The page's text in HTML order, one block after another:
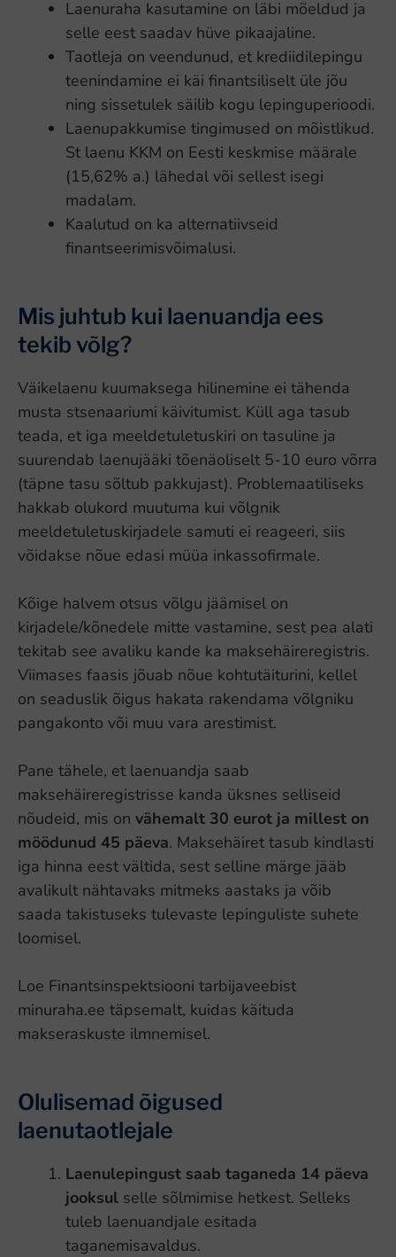
Laenuraha kasutamine on läbi mõeldud ja
selle eest saadav hüve pikaajaline.
Taotleja on veendunud, et krediidilepingu
teenindamine ei käi finantsiliselt üle jõu
ning sissetulek säilib kogu lepinguperioodi.
Laenupakkumise tingimused on mõistlikud.
St laenu KKM on Eesti keskmise määrale
(15,62% a.) lähedal või sellest isegi
madalam.
Kaalutud on ka alternatiivseid
finantseerimisvõimalusi.
Mis juhtub kui laenuandja ees
tekib võlg?
Väikelaenu kuumaksega hilinemine ei tähenda
musta stsenaariumi käivitumist. Küll aga tasub
teada, et iga meeldetuletuskiri on tasuline ja
suurendab laenujääki tõenäoliselt 5-10 euro võrra
(täpne tasu sõltub pakkujast). Problemaatiliseks
hakkab olukord muutuma kui võlgnik
meeldetuletuskirjadele samuti ei reageeri, siis
võidakse nõue edasi müüa inkassofirmale.
Kõige halvem otsus võlgu jäämisel on
kirjadele/kõnedele mitte vastamine, sest pea alati
tekitab see avaliku kande ka maksehäireregistris.
Viimases faasis jõuab nõue kohtutäiturini, kellel
on seaduslik õigus hakata rakendama võlgniku
pangakonto või muu vara arestimist.
Pane tähele, et laenuandja saab
maksehäireregistrisse kanda üksnes selliseid
nõudeid, mis on vähemalt 30 eurot ja millest on
möödunud 45 päeva. Maksehäiret tasub kindlasti
iga hinna eest vältida, sest selline märge jääb
avalikult nähtavaks mitmeks aastaks ja võib
saada takistuseks tulevaste lepinguliste suhete
loomisel.
Loe Finantsinspektsiooni tarbijaveebist
minuraha.ee täpsemalt, kuidas käituda
makseraskuste ilmnemisel.
Olulisemad õigused
laenutaotlejale
Laenulepingust saab taganeda 14 päeva
jooksul selle sõlmimise hetkest. Selleks
tuleb laenuandjale esitada
taganemisavaldus.